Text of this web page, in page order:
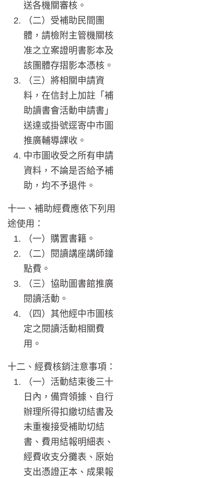
送各機關審核。
（二）受補助民間團
體，請檢附主管機關核
准之立案證明書影本及
該團體存摺影本憑核。
（三）將相關申請資
料，在信封上加註「補
助讀書會活動申請書」
送達或掛號逕寄中市圖
推廣輔導課收。
中市圖收受之所有申請
資料，不論是否給予補
助，均不予退件。
十一、補助經費應依下列用
途使用：
（一）購置書籍。
（二）閱讀講座講師鐘
點費。
（三）協助圖書館推廣
閱讀活動。
（四）其他經中市圖核
定之閱讀活動相關費
用。
十二、經費核銷注意事項：
（一）活動結束後三十
日內，備齊領據、自行
辦理所得扣繳切結書及
未重複接受補助切結
書、費用結報明細表、
經費收支分攤表、原始
支出憑證正本、成果報